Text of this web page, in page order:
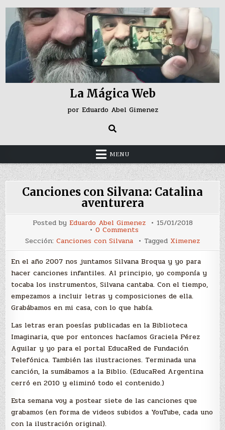
Skip
content
La Mágica Web
por Eduardo Abel Gimenez
MENU
Canciones con Silvana: Catalina
aventurera
Posted by Eduardo Abel Gimenez 15/01/2018
0 Commentson
Canciones
con
Silvana:
Catalina
aventurera
Sección: Canciones con Silvana Tagged Ximenez
En el año 2007 nos juntamos Silvana Broqua y yo para
hacer canciones infantiles. Al principio, yo componía y
tocaba los instrumentos, Silvana cantaba. Con el tiempo,
empezamos a incluir letras y composiciones de ella.
Grabábamos en mi casa, con lo que había.
Las letras eran poesías publicadas en la Biblioteca
Imaginaria, que por entonces hacíamos Graciela Pérez
Aguilar y yo para el portal EducaRed de Fundación
Telefónica. También las ilustraciones. Terminada una
canción, la sumábamos a la Biblio. (EducaRed Argentina
cerró en 2010 y eliminó todo el contenido.)
Esta semana voy a postear siete de las canciones que
grabamos (en forma de videos subidos a YouTube, cada uno
con la ilustración original).